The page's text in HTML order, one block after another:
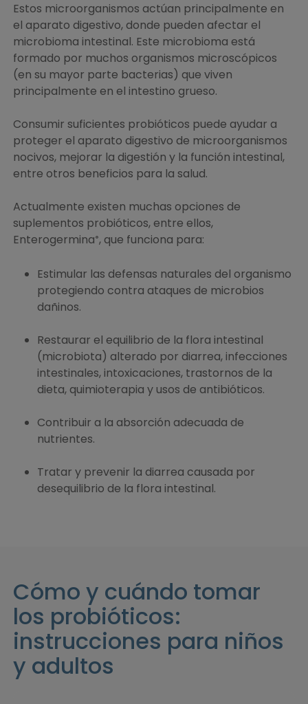
Estos microorganismos actúan principalmente en
el aparato digestivo, donde pueden afectar el
microbioma intestinal. Este microbioma está
formado por muchos organismos microscópicos
(en su mayor parte bacterias) que viven
principalmente en el intestino grueso.
Consumir suficientes probióticos puede ayudar a
proteger el aparato digestivo de microorganismos
nocivos, mejorar la digestión y la función intestinal,
entre otros beneficios para la salud.
Actualmente existen muchas opciones de
suplementos probióticos, entre ellos,
Enterogermina®, que funciona para:
Estimular las defensas naturales del organismo
protegiendo contra ataques de microbios
dañinos.
Restaurar el equilibrio de la flora intestinal
(microbiota) alterado por diarrea, infecciones
intestinales, intoxicaciones, trastornos de la
dieta, quimioterapia y usos de antibióticos.
Contribuir a la absorción adecuada de
nutrientes.
Tratar y prevenir la diarrea causada por
desequilibrio de la flora intestinal.
Cómo y cuándo tomar
los probióticos:
instrucciones para niños
y adultos